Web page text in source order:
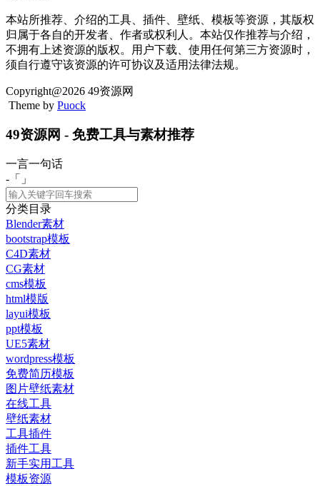
本站所推荐、介绍的工具、插件、壁纸、模板等资源，其版权
归属于各自的开发者、作者或权利人。本站仅作推荐与介绍，
不拥有上述资源的版权。用户下载、使用任何第三方资源时，
须自行遵守该资源的许可协议及适用法律法规。
Copyright@2026 49资源网
Theme by Puock
49资源网 - 免费工具与素材推荐
一言一句话
-「
」
分类目录
Blender素材
bootstrap模板
C4D素材
CG素材
cms模板
html模版
layui模板
ppt模板
UE5素材
wordpress模板
免费简历模板
图片壁纸素材
在线工具
壁纸素材
工具插件
插件工具
新手实用工具
模板资源